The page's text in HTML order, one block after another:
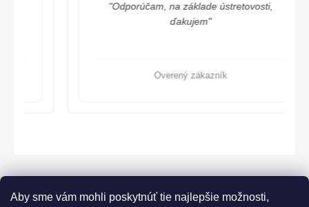
Aby sme vám mohli poskytnúť tie najlepšie možnosti,
"Odporúčam, na základe ústretovosti,
ďakujem"
Overený zákazník